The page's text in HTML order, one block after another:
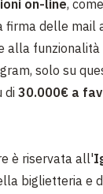
on-line,
firma delle mail
alla funzionalità
solo su
di 30.000€ a
è riservata all'
biglietteria e